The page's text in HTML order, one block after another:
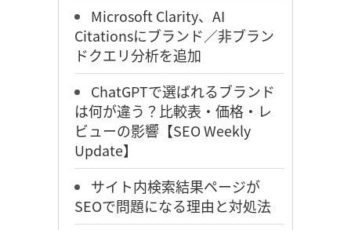
Microsoft Clarity、AI
Citationsにブランド／非ブラン
ドクエリ分析を追加
ChatGPTで選ばれるブランド
は何が違う？比較表・価格・レ
ビューの影響【SEO Weekly
Update】
サイト内検索結果ページが
SEOで問題になる理由と対処法